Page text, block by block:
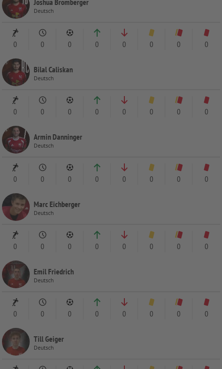
Joshua Bromberger
Deutsch
0 0 0 0 0 0 0 0
Bilal Caliskan
Deutsch
0 0 0 0 0 0 0 0
Armin Danninger
Deutsch
0 0 0 0 0 0 0 0
Marc Eichberger
Deutsch
0 0 0 0 0 0 0 0
Emil Friedrich
Deutsch
0 0 0 0 0 0 0 0
Till Geiger
Deutsch